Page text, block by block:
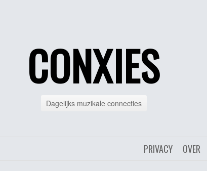
CONXIES
Dagelijks muzikale connecties
OVER
PRIVACY